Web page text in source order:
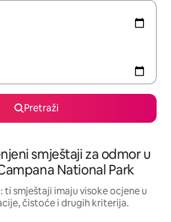
Pretraži
smještaji za odmor u
National Park
ti smještaji imaju visoke ocjene u
čistoće i drugih kriterija.